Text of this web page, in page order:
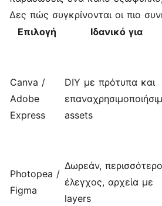
Δες πώς συγκρίνονται οι πιο
Επιλογή
Ιδανικό για
Canva /
Adobe
Express
DIY με πρότυπα και
assets
Photopea /
Figma
Δωρεάν,
έλεγχος, αρχεία με
layers